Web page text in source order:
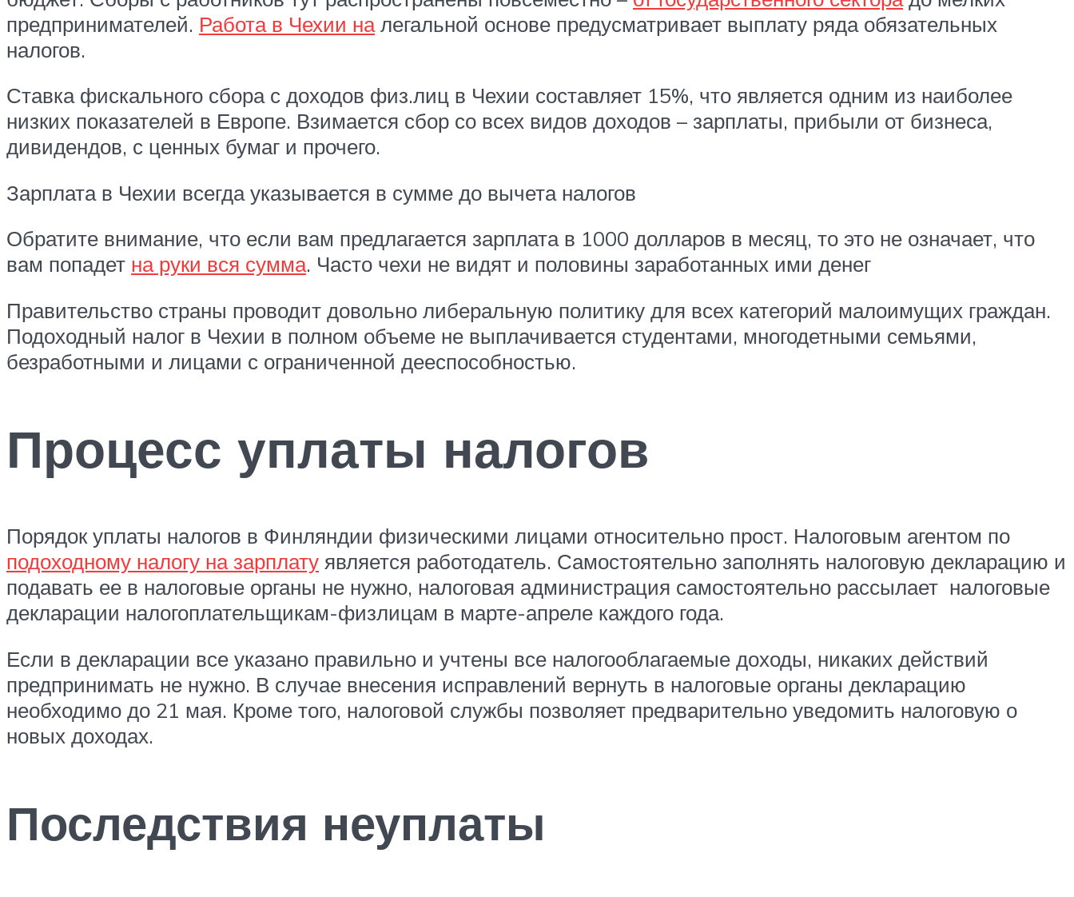
предпринимателей. Работа в Чехии налегальной основе предусматривает выплату ряда обязательных
налогов.
Ставка фискального сбора с доходов физ.лиц в Чехии составляет 15%, что является одним из наиболее
низких показателей в Европе. Взимается сбор со всех видов доходов – зарплаты, прибыли от бизнеса,
дивидендов, с ценных бумаг и прочего.
Зарплата в Чехии всегда указывается в сумме до вычета налогов
Обратите внимание, что если вам предлагается зарплата в 1000 долларов в месяц, то это не означает, что
вам попадет на руки вся сумма. Часто чехи не видят и половины заработанных ими денег
Правительство страны проводит довольно либеральную политику для всех категорий малоимущих граждан.
Подоходный налог в Чехии в полном объеме не выплачивается студентами, многодетными семьями,
безработными и лицами с ограниченной дееспособностью.
Процесс уплаты налогов
Порядок уплаты налогов в Финляндии физическими лицами относительно прост. Налоговым агентом по
подоходному налогу на зарплату является работодатель. Самостоятельно заполнять налоговую декларацию и
подавать ее в налоговые органы не нужно, налоговая администрация самостоятельно рассылает налоговые
декларации налогоплательщикам-физлицам в марте-апреле каждого года.
Если в декларации все указано правильно и учтены все налогооблагаемые доходы, никаких действий
предпринимать не нужно. В случае внесения исправлений вернуть в налоговые органы декларацию
необходимо до 21 мая. Кроме того, налоговой службы позволяет предварительно уведомить налоговую о
новых доходах.
Последствия неуплаты